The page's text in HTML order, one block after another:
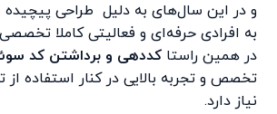
و در این سال‌های به دلیل طراحی
به افرادی حرفه‌ای و فعالیتی کاملا
در همین راستاکددهی و برداشتن کد
تخصص و تجربه بالایی در کنار استفاده
نیاز دارد.